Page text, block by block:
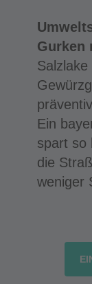
Gurken
Ein
spart so
die
weniger